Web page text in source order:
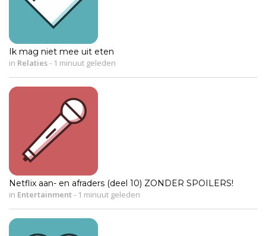
Ik mag niet mee uit eten
in Relaties- 1 minuut geleden
Netflix aan- en afraders (deel 10) ZONDER SPOILERS!
in Entertainment- 1 minuut geleden